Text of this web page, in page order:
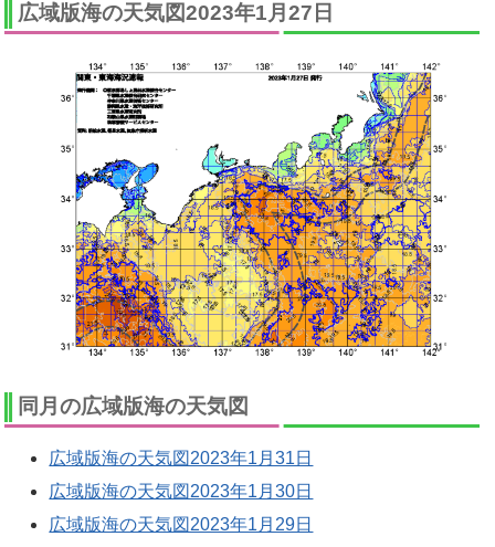
広域版海の天気図2023年1月27日
同月の広域版海の天気図
広域版海の天気図2023年1月31日
広域版海の天気図2023年1月30日
広域版海の天気図2023年1月29日